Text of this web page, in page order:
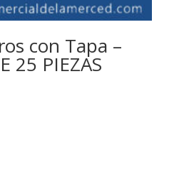
con Tapa –
25 PIEZAS